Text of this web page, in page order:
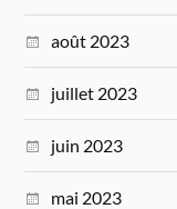
août 2023
juillet 2023
juin 2023
mai 2023